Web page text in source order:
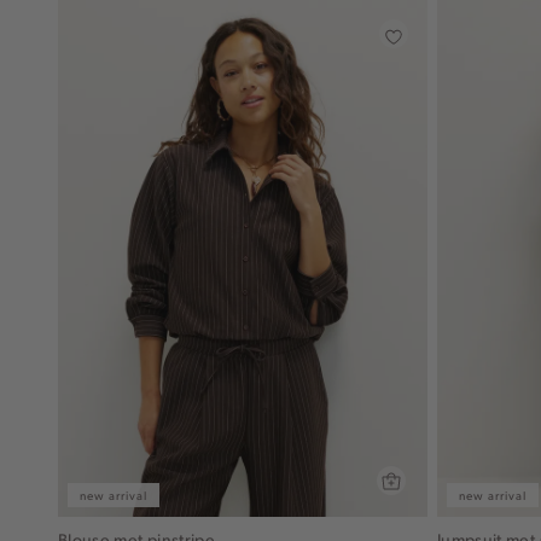
new arrival new arrival